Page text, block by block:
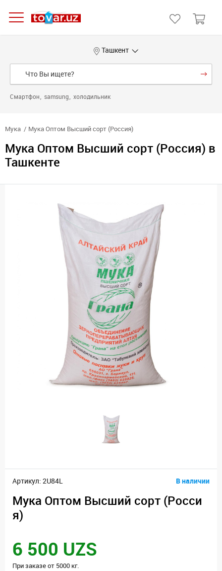
Ташкент
Смартфон samsung холодильник
Мука Мука Оптом Высший сорт (Россия)
Мука Оптом Высший сорт (Россия) в
Ташкенте
Артикул: 2U84L В наличии
Мука Оптом Высший сорт (Росси
я)
6 500 UZS
При заказе от 5000 кг.